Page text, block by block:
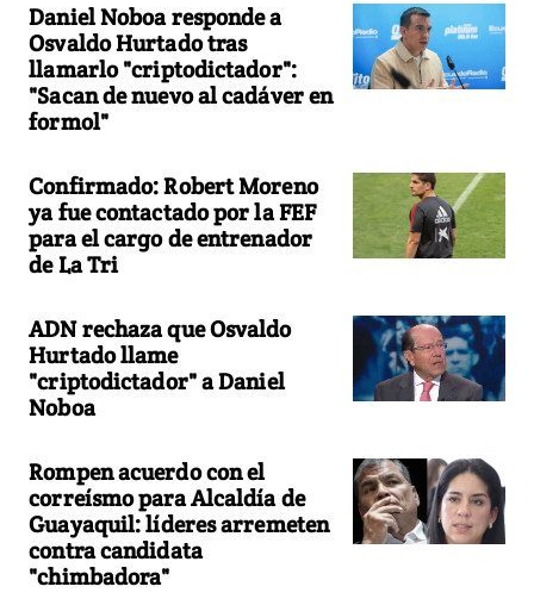
Daniel Noboa responde a
Osvaldo Hurtado tras
llamarlo "criptodictador":
"Sacan de nuevo al cadáver en
formol"
Confirmado: Robert Moreno
ya fue contactado por la FEF
para el cargo de entrenador
de La Tri
ADN rechaza que Osvaldo
Hurtado llame
"criptodictador" a Daniel
Noboa
Rompen acuerdo con el
correísmo para Alcaldía de
Guayaquil: líderes arremeten
contra candidata
"chimbadora"